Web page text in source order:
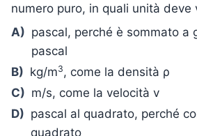
numero puro, in quali unità deve
A) pascal, perché è sommato a
pascal
B) kg/m3, come la densità ρ
C) m/s, come la velocità v
D) pascal al quadrato, perché
quadrato